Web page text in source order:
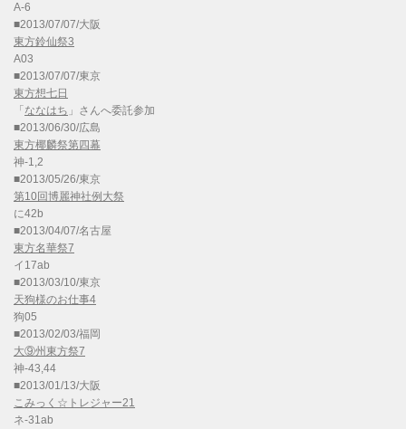
A-6
■2013/07/07/大阪
東方鈴仙祭3
A03
■2013/07/07/東京
東方想七日
「 ななはち 」さんへ委託参加
■2013/06/30/広島
東方椰麟祭第四幕
神-1,2
■2013/05/26/東京
第10回博麗神社例大祭
に42b
■2013/04/07/名古屋
東方名華祭7
イ17ab
■2013/03/10/東京
天狗様のお仕事4
狗05
■2013/02/03/福岡
大⑨州東方祭7
神-43,44
■2013/01/13/大阪
こみっく☆トレジャー21
ネ-31ab